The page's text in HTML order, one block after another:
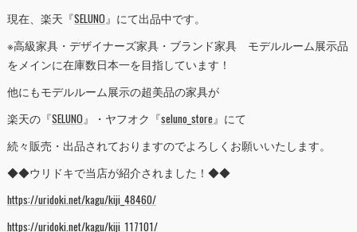
現在、楽天『SELUNO』にて出品中です。
※高級家具・デザイナーズ家具・ブランド家具 モデルルーム展示品
をメインに在庫数日本一を目指しています！
他にもモデルルーム展示の超美品の家具が
楽天の『SELUNO』・ヤフオク『seluno_store』にて
続々販売・出品されておりますのでよろしくお願いいたします。
◆◆ウリドキで当店が紹介されました！◆◆
https://uridoki.net/kagu/kiji_48460/
https://uridoki.net/kagu/kiji_117101/